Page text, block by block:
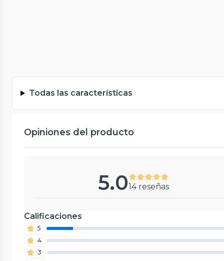
Todas las características
Opiniones del producto
5.014 reseñas
Calificaciones
5
4
3